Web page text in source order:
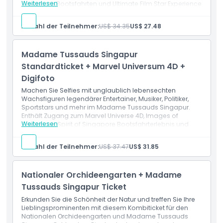
Ausschlüsse
Öffnungszeiten
Dinge, die Sie wissen sollten
Ort
Wie man dorthin gelangt
Stornierungsbedingungen
Singapore Bootsfahrten und Ultimate Film Star Experience
sowie ein digitales Fotosouvenir.
Weiterlesen
Alle Leistungen aus dem Standardticket
Ein digitales Fotosouvenir zum Mitnehmen
Anzahl der Teilnehmer:US$ 34.35US$ 27.48
Madame Tussauds Singapur
Standardticket + Marvel Universum 4D +
Digifoto
Machen Sie Selfies mit unglaublich lebensechten
Wachsfiguren legendärer Entertainer, Musiker, Politiker,
Sportstars und mehr im Madame Tussauds Singapur.
Enthält Zugang zum Marvel Universe 4D, Images of
Singapore, Spirit of Singapore Bootsfahrterlebnis und
Ultimate Film Star Experience sowie ein digitales Foto-
Weiterlesen
Leistungen
Alle Leistungen des Standardtickets
Ein digitales Foto-Souvenir zum Mitnehmen
Anzahl der Teilnehmer:US$ 37.47US$ 31.85
Nationaler Orchideengarten + Madame
Tussauds Singapur Ticket
Erkunden Sie die Schönheit der Natur und treffen Sie Ihre
Lieblingsprominenten mit diesem Kombiticket für den
Nationalen Orchideengarten und Madame Tussauds